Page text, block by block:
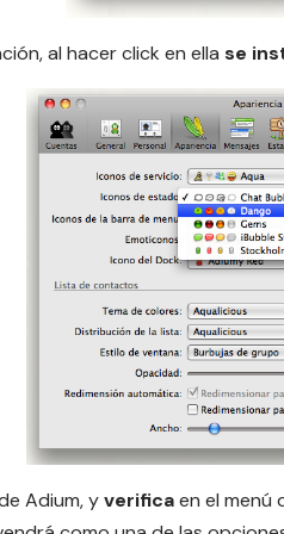
al hacer click en ella se
Adium, yverificaen el menú